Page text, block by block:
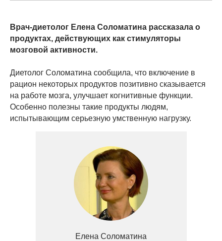
Врач-диетолог Елена Соломатина рассказала о
продуктах, действующих как стимуляторы
мозговой активности.
Диетолог Соломатина сообщила, что включение в
рацион некоторых продуктов позитивно сказывается
на работе мозга, улучшает когнитивные функции.
Особенно полезны такие продукты людям,
испытывающим серьезную умственную нагрузку.
Елена Соломатина